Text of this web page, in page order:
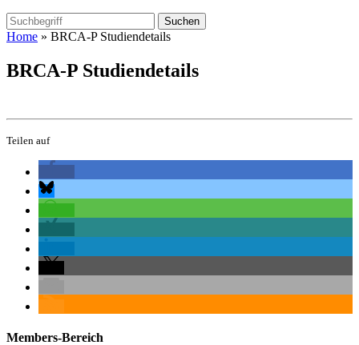
Home » BRCA-P Studiendetails
BRCA-P Studiendetails
Teilen auf
Members-Bereich